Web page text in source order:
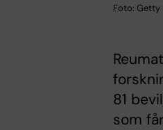
Foto: Getty
81
som